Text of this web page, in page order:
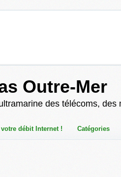
Outre-Mer
des télécoms,
votre débit Internet ! Catégories